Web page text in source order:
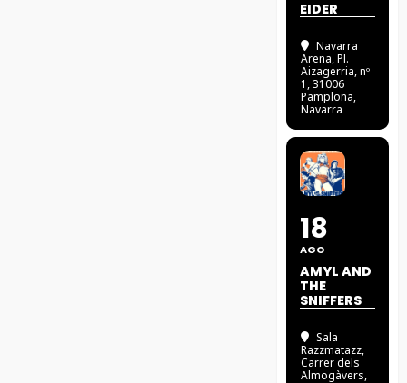
EIDER
Navarra
Arena, Pl.
Aizagerria, nº
1, 31006
Pamplona,
Navarra
18
AGO
AMYL AND
THE
SNIFFERS
Sala
Razzmatazz,
Carrer dels
Almogàvers,